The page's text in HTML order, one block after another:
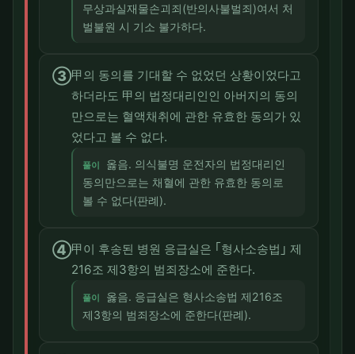
무상과실재물손괴죄(반의사불벌죄)여서 처
벌불원 시 기소 불가하다.
③甲의 동의를 기대할 수 없었던 상황이었다고
하더라도 甲의 법정대리인인 아버지의 동의
만으로는 혈액채취에 관한 유효한 동의가 있
었다고 볼 수 없다.
풀이
옳음. 의식불명 운전자의 법정대리인
동의만으로는 채혈에 관한 유효한 동의로
볼 수 없다(판례).
④甲이 후송된 병원 응급실은 ｢형사소송법｣ 제
216조 제3항의 범죄장소에 준한다.
풀이
옳음. 응급실은 형사소송법 제216조
제3항의 범죄장소에 준한다(판례).